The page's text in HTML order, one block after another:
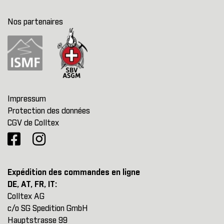
Nos partenaires
Impressum
Protection des données
CGV de Colltex
Expédition des commandes en ligne
DE, AT, FR, IT:
Colltex AG
c/o SG Spedition GmbH
Hauptstrasse 99